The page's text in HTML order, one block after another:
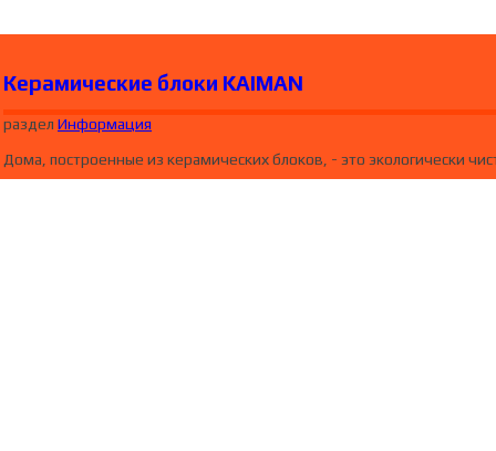
Керамические блоки KAIMAN
раздел Информация
Дома, построенные из керамических блоков, - это экологически